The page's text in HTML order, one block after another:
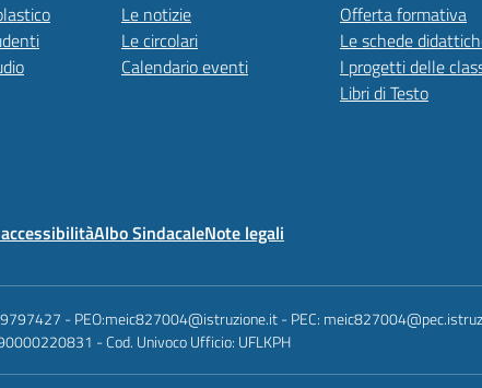
Le notizie
Le circolari
Calendario eventi
Offerta formativa
Le schede
I progetti delle
Libri di Testo
Albo SindacaleNote legali
- PEO:meic827004@istruzione.it - PEC:
- Cod. Univoco Ufficio: UFLKPH